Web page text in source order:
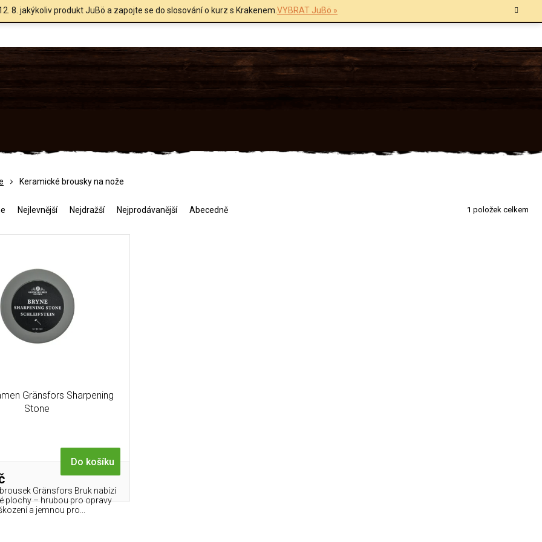
8. jakýkoliv produkt JuBö a zapojte se do slosování o kurz s Krakenem.VYBRAT JuBö »
Keramické brousky na nože
Nejlevnější Nejdražší Nejprodávanější Abecedně 1 položek celkem
Gränsfors Sharpening
Stone
Do košíku
Gränsfors Bruk nabízí
plochy – hrubou pro opravy
a jemnou pro...